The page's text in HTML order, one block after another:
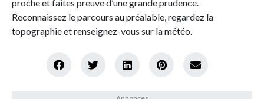
proche et faites preuve d’une grande prudence.
Reconnaissez le parcours au préalable, regardez la
topographie et renseignez-vous sur la météo.